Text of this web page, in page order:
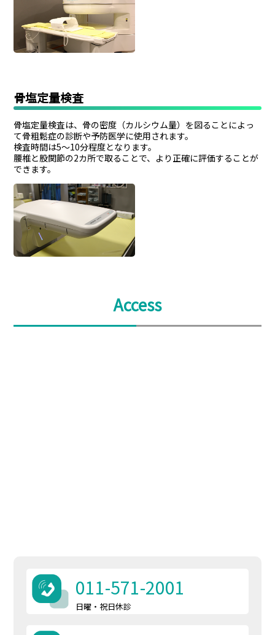
骨塩定量検査
骨塩定量検査は、骨の密度（カルシウム量）を図ることによっ
て骨粗鬆症の診断や予防医学に使用されます。
検査時間は5～10分程度となります。
腰椎と股関節の2カ所で取ることで、より正確に評価することが
できます。
Access
011-571-2001
日曜・祝日休診